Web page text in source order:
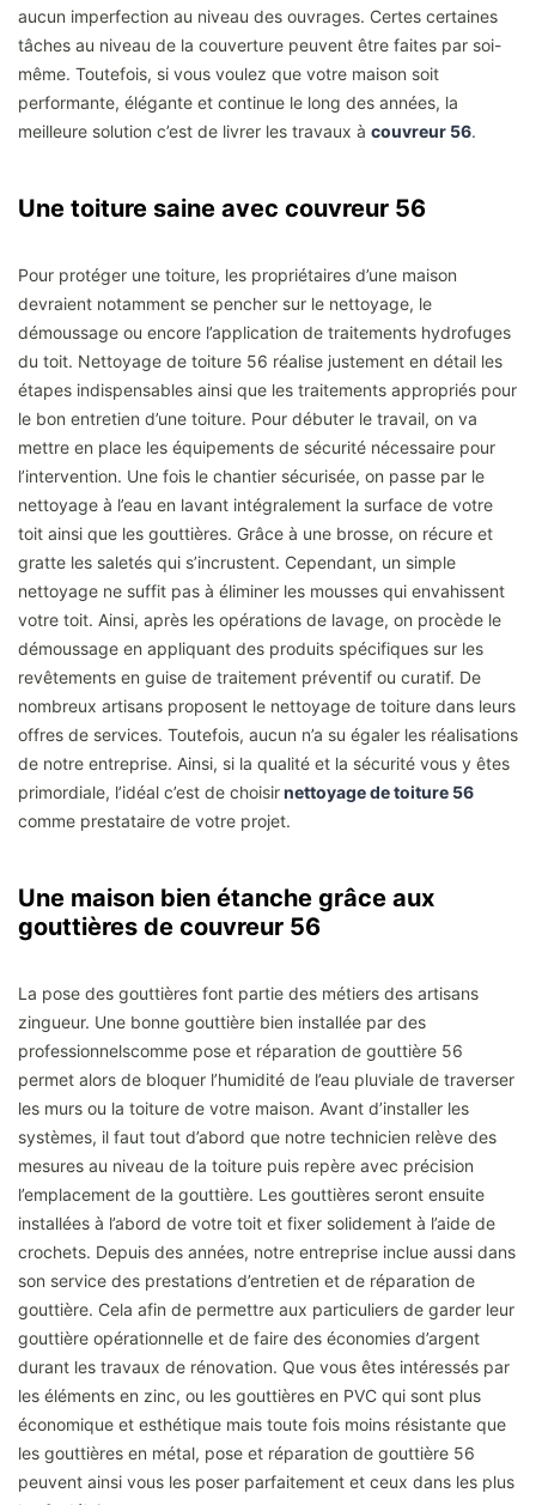
aucun imperfection au niveau des ouvrages. Certes certaines
tâches au niveau de la couverture peuvent être faites par soi-
même. Toutefois, si vous voulez que votre maison soit
performante, élégante et continue le long des années, la
meilleure solution c’est de livrer les travaux à couvreur 56.
Une toiture saine avec couvreur 56
Pour protéger une toiture, les propriétaires d’une maison
devraient notamment se pencher sur le nettoyage, le
démoussage ou encore l’application de traitements hydrofuges
du toit. Nettoyage de toiture 56 réalise justement en détail les
étapes indispensables ainsi que les traitements appropriés pour
le bon entretien d’une toiture. Pour débuter le travail, on va
mettre en place les équipements de sécurité nécessaire pour
l’intervention. Une fois le chantier sécurisée, on passe par le
nettoyage à l’eau en lavant intégralement la surface de votre
toit ainsi que les gouttières. Grâce à une brosse, on récure et
gratte les saletés qui s’incrustent. Cependant, un simple
nettoyage ne suffit pas à éliminer les mousses qui envahissent
votre toit. Ainsi, après les opérations de lavage, on procède le
démoussage en appliquant des produits spécifiques sur les
revêtements en guise de traitement préventif ou curatif. De
nombreux artisans proposent le nettoyage de toiture dans leurs
offres de services. Toutefois, aucun n’a su égaler les réalisations
de notre entreprise. Ainsi, si la qualité et la sécurité vous y êtes
primordiale, l’idéal c’est de choisirnettoyage de toiture 56
comme prestataire de votre projet.
Une maison bien étanche grâce aux
gouttières de couvreur 56
La pose des gouttières font partie des métiers des artisans
zingueur. Une bonne gouttière bien installée par des
professionnelscomme pose et réparation de gouttière 56
permet alors de bloquer l’humidité de l’eau pluviale de traverser
les murs ou la toiture de votre maison. Avant d’installer les
systèmes, il faut tout d’abord que notre technicien relève des
mesures au niveau de la toiture puis repère avec précision
l’emplacement de la gouttière. Les gouttières seront ensuite
installées à l’abord de votre toit et fixer solidement à l’aide de
crochets. Depuis des années, notre entreprise inclue aussi dans
son service des prestations d’entretien et de réparation de
gouttière. Cela afin de permettre aux particuliers de garder leur
gouttière opérationnelle et de faire des économies d’argent
durant les travaux de rénovation. Que vous êtes intéressés par
les éléments en zinc, ou les gouttières en PVC qui sont plus
économique et esthétique mais toute fois moins résistante que
les gouttières en métal, pose et réparation de gouttière 56
peuvent ainsi vous les poser parfaitement et ceux dans les plus